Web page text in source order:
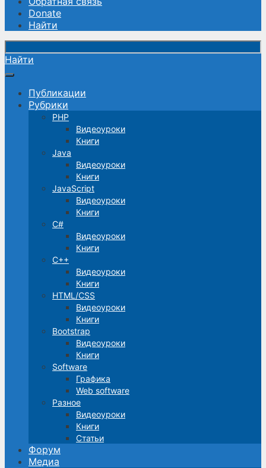
Donate
Найти
Найти
Публикации
Рубрики
PHP
Видеоуроки
Книги
Java
Видеоуроки
Книги
JavaScript
Видеоуроки
Книги
C#
Видеоуроки
Книги
C++
Видеоуроки
Книги
HTML/CSS
Видеоуроки
Книги
Bootstrap
Видеоуроки
Книги
Software
Графика
Web software
Разное
Видеоуроки
Книги
Статьи
Форум
Медиа